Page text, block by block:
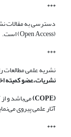
***
دسترسی به مقالات
(Open Access) است.
***
نشریه علمی مطالعات
نشریات،عضو کمیته
(COPE)
می‌باشد و از
آثار علمی پیروی
***